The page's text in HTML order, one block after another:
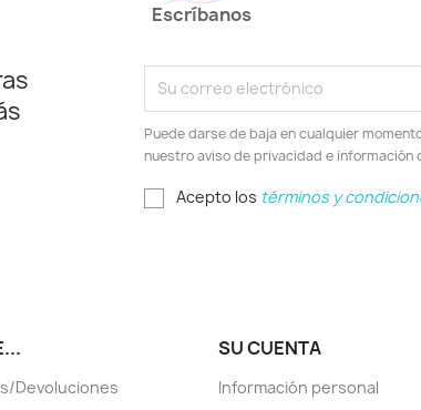
Escríbanos
Puede darse de baja en cualquier
nuestro aviso de privacidad e información
Acepto los términos y
Devoluciones
SU CUENTA
Información personal